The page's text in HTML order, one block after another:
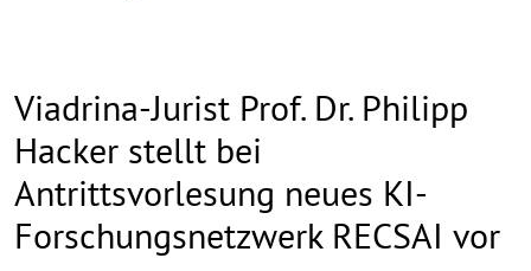
Viadrina-Jurist Prof. Dr. Philipp
Hacker stellt bei
Antrittsvorlesung neues KI-
Forschungsnetzwerk RECSAI vor